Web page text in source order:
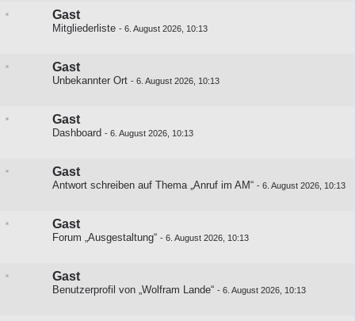
Gast
Mitgliederliste - 6. August 2026, 10:13
Gast
Unbekannter Ort - 6. August 2026, 10:13
Gast
Dashboard - 6. August 2026, 10:13
Gast
Antwort schreiben auf Thema „Anruf im AM“ - 6. August 2026, 10:13
Gast
Forum „Ausgestaltung“ - 6. August 2026, 10:13
Gast
Benutzerprofil von „Wolfram Lande“ - 6. August 2026, 10:13